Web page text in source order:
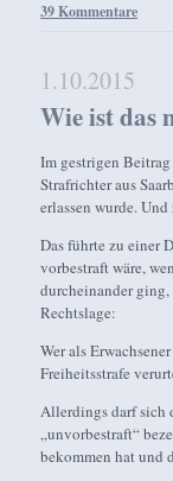
39 Kommentare
1.10.2015
Wie ist das
Im gestrigen
Strafrichter aus
erlassen wurde.
Das führte zu einer
vorbestraft wäre,
durcheinander ging,
Rechtslage:
Wer als
Freiheitsstrafe
Allerdings darf sich
„unvorbestraft“
bekommen hat und